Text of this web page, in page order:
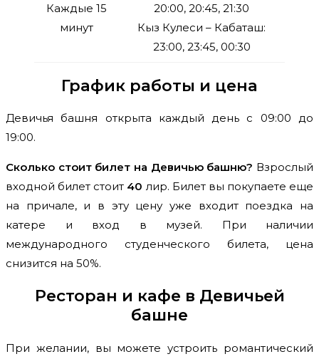
Каждые 15
минут
20:00, 20:45, 21:30
Кыз Кулеси – Кабаташ:
23:00, 23:45, 00:30
График работы и цена
Девичья башня открыта каждый день с 09:00 до
19:00.
Сколько стоит билет на Девичью башню? Взрослый
входной билет стоит 40 лир. Билет вы покупаете еще
на причале, и в эту цену уже входит поездка на
катере и вход в музей. При наличии
международного студенческого билета, цена
снизится на 50%.
Ресторан и кафе в Девичьей
башне
При желании, вы можете устроить романтический